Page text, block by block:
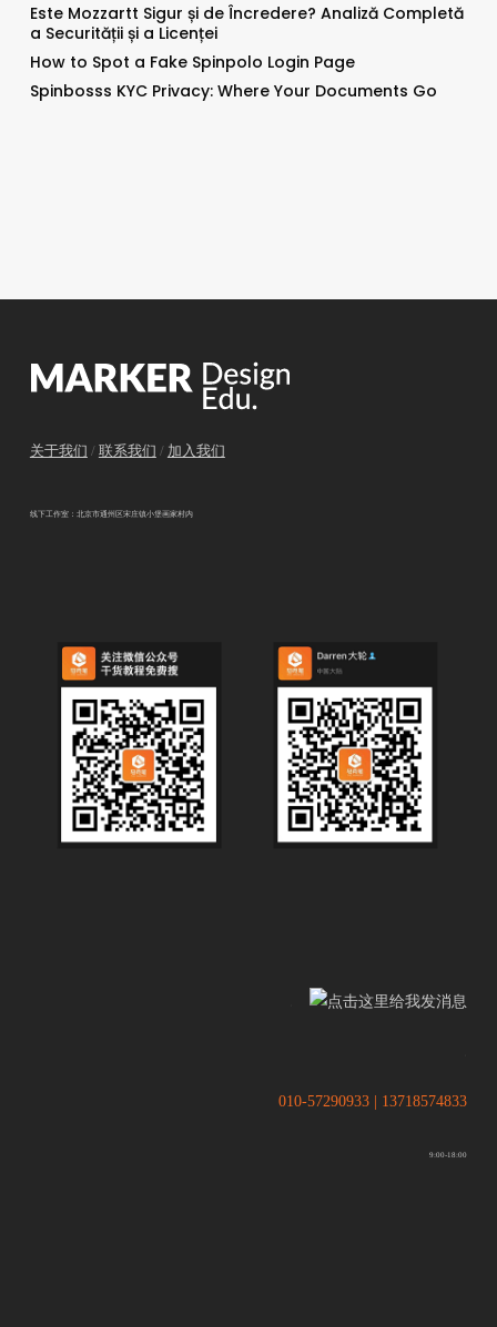
Este Mozzartt Sigur și de Încredere? Analiză Completă
a Securității și a Licenței
How to Spot a Fake Spinpolo Login Page
Spinbosss KYC Privacy: Where Your Documents Go
关于我们 / 联系我们 / 加入我们
线下工作室：北京市通州区宋庄镇小堡画家村内
010-57290933 | 13718574833
9:00-18:00